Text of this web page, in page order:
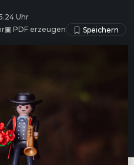
Uhr
▣ PDF erzeugen